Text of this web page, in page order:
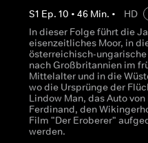
S1 Ep.10 •46 Min. • HD
In dieser Folge führt die
eisenzeitliches Moor, in
österreichisch-
nach Großbritannien im
Mittelalter und in die
wo die Ursprünge der
Lindow Man, das Auto von
Ferdinand, den
Film "Der Eroberer"
werden.